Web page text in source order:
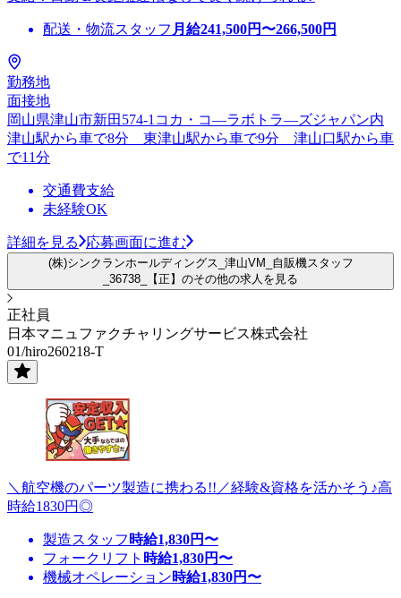
配送・物流スタッフ 月給241,500円〜266,500円
勤務地
面接地
岡山県津山市新田574-1コカ・コ―ラボトラ―ズジャパン内
津山駅から車で8分 東津山駅から車で9分 津山口駅から車
で11分
交通費支給
未経験OK
詳細を見る 応募画面に進む
(株)シンクランホールディングス_津山VM_自販機スタッフ
_36738_【正】のその他の求人を見る
正社員
日本マニュファクチャリングサービス株式会社
01/hiro260218-T
＼航空機のパーツ製造に携わる!!／経験&資格を活かそう♪高
時給1830円◎
製造スタッフ 時給1,830円〜
フォークリフト 時給1,830円〜
機械オペレーション時給1,830円〜